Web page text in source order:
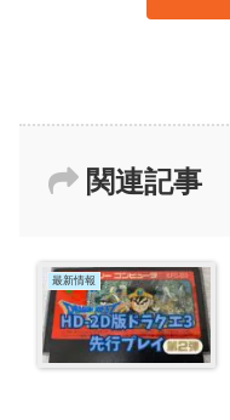
関連記事
最新情報